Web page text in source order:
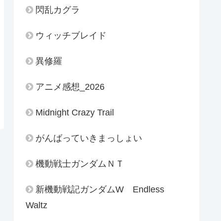
閃乱カグラ
ウィッチブレイド
異修羅
アニメ感想_2026
Midnight Crazy Trail
がんばっていきまっしょい
機動戦士ガンダムＮＴ
新機動戦記ガンダムW Endless
Waltz